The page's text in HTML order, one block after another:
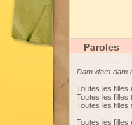
Paroles
Dam-dam-dam
Toutes les filles
Toutes les filles
Toutes les filles
Toutes les filles